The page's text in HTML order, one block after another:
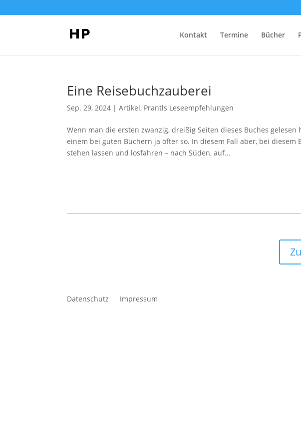
Kontakt Termine Bücher
Eine Reisebuchzauberei
Sep. 29, 2024 |Artikel, Prantls Leseempfehlungen
Wenn man die ersten zwanzig, dreißig Seiten dieses Buches
einem bei guten Büchern ja öfter so. In diesem Fall aber, bei
stehen lassen und losfahren – nach Süden, auf...
Datenschutz Impressum